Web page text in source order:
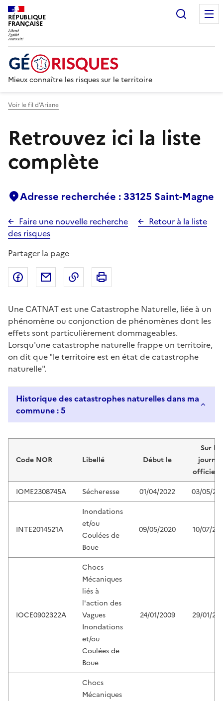
RÉPUBLIQUE
FRANÇAISE
Mieux connaître les risques sur le territoire
Voir le fil d’Ariane
Retrouvez ici la liste
complète
Adresse recherchée : 33125 Saint-Magne
Faire une nouvelle recherche
Retour à la liste
des risques
Partager la page
Partager sur Facebook
Partager par emailCopier dans le presse-papier
Une CATNAT est une Catastrophe Naturelle, liée à un
phénomène ou conjonction de phénomènes dont les
effets sont particulièrement dommageables.
Lorsqu'une catastrophe naturelle frappe un territoire,
on dit que "le territoire est en état de catastrophe
naturelle".
Historique des catastrophes naturelles dans ma
commune : 5
Code NOR Libellé Début le
Sur le
journal
officiel
IOME2308745A
Sécheresse 01/04/2022 03/05/
INTE2014521A
Inondations
et/ou
Coulées de
Boue
09/05/2020 10/07/
IOCE0902322A
Chocs
Mécaniques
liés à
l'action des
Vagues
Inondations
et/ou
Coulées de
Boue
24/01/2009 29/01/
Chocs
Mécaniques